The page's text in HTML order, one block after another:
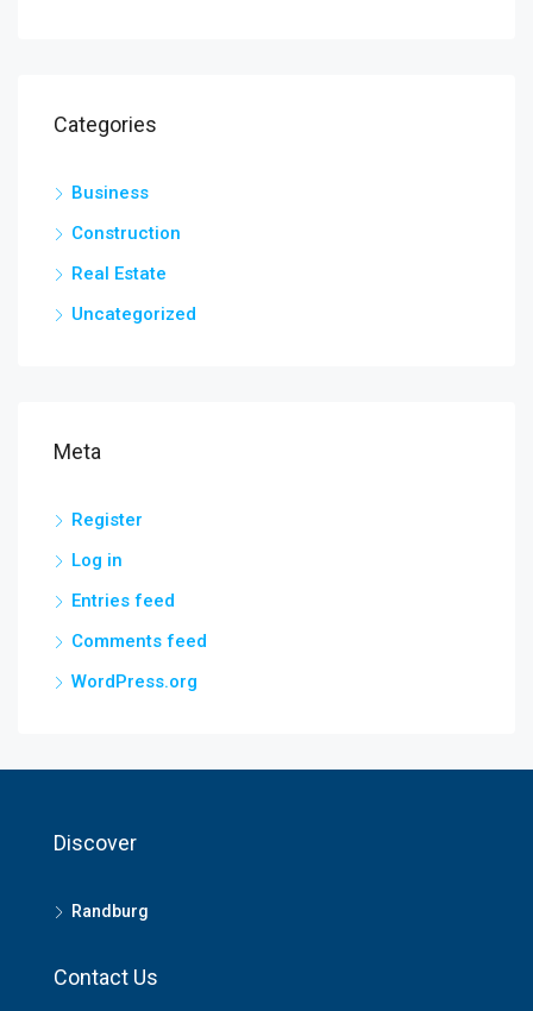
Categories
Business
Construction
Real Estate
Uncategorized
Meta
Register
Log in
Entries feed
Comments feed
WordPress.org
Discover
Randburg
Contact Us